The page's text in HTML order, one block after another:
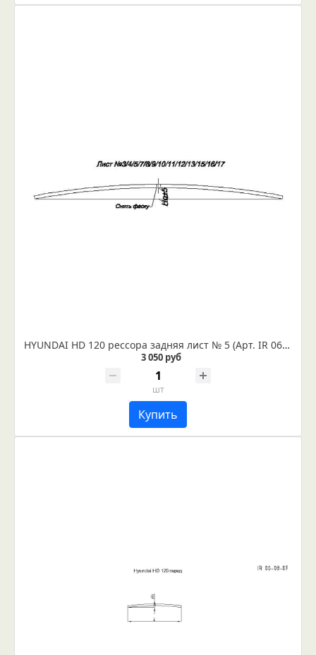
HYUNDAI HD 120 рессора задняя лист № 5 (Арт. IR 06-09-05)
3 050 руб
шт
Купить